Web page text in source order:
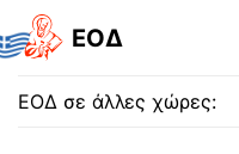
EOΔ
ΕΟΔ σε άλλες χώρες: